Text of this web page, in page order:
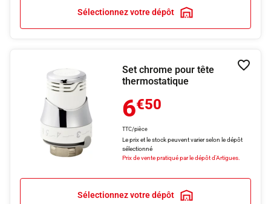
Sélectionnez votre dépôt
Set chrome pour tête
thermostatique
6€50
TTC/pièce
Le prix et le stock peuvent varier selon le dépôt
sélectionné
Prix de vente pratiqué par le dépôt d'Artigues.
Sélectionnez votre dépôt